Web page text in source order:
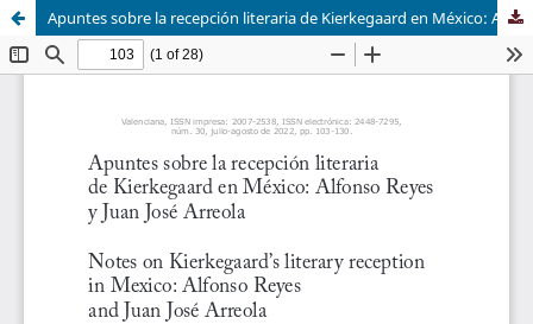
Apuntes sobre la recepción literaria de Kierkegaard en México: Alfonso Reyes y Juan José Arreola